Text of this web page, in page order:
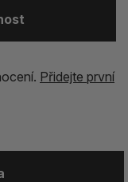
Přidejte první